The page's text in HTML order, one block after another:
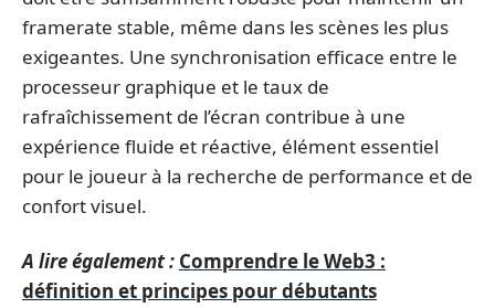
framerate stable, même dans les scènes les plus
exigeantes. Une synchronisation efficace entre le
processeur graphique et le taux de
rafraîchissement de l’écran contribue à une
expérience fluide et réactive, élément essentiel
pour le joueur à la recherche de performance et de
confort visuel.
A lire également : Comprendre le Web3 :
définition et principes pour débutants